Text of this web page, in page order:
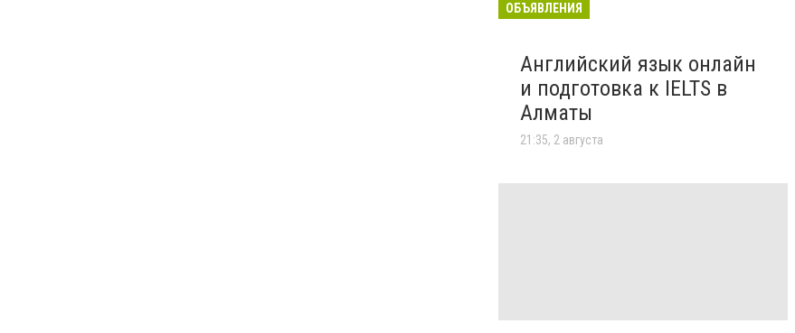
ОБЪЯВЛЕНИЯ
Английский язык онлайн
и подготовка к IELTS в
Алматы
21:35, 2 августа